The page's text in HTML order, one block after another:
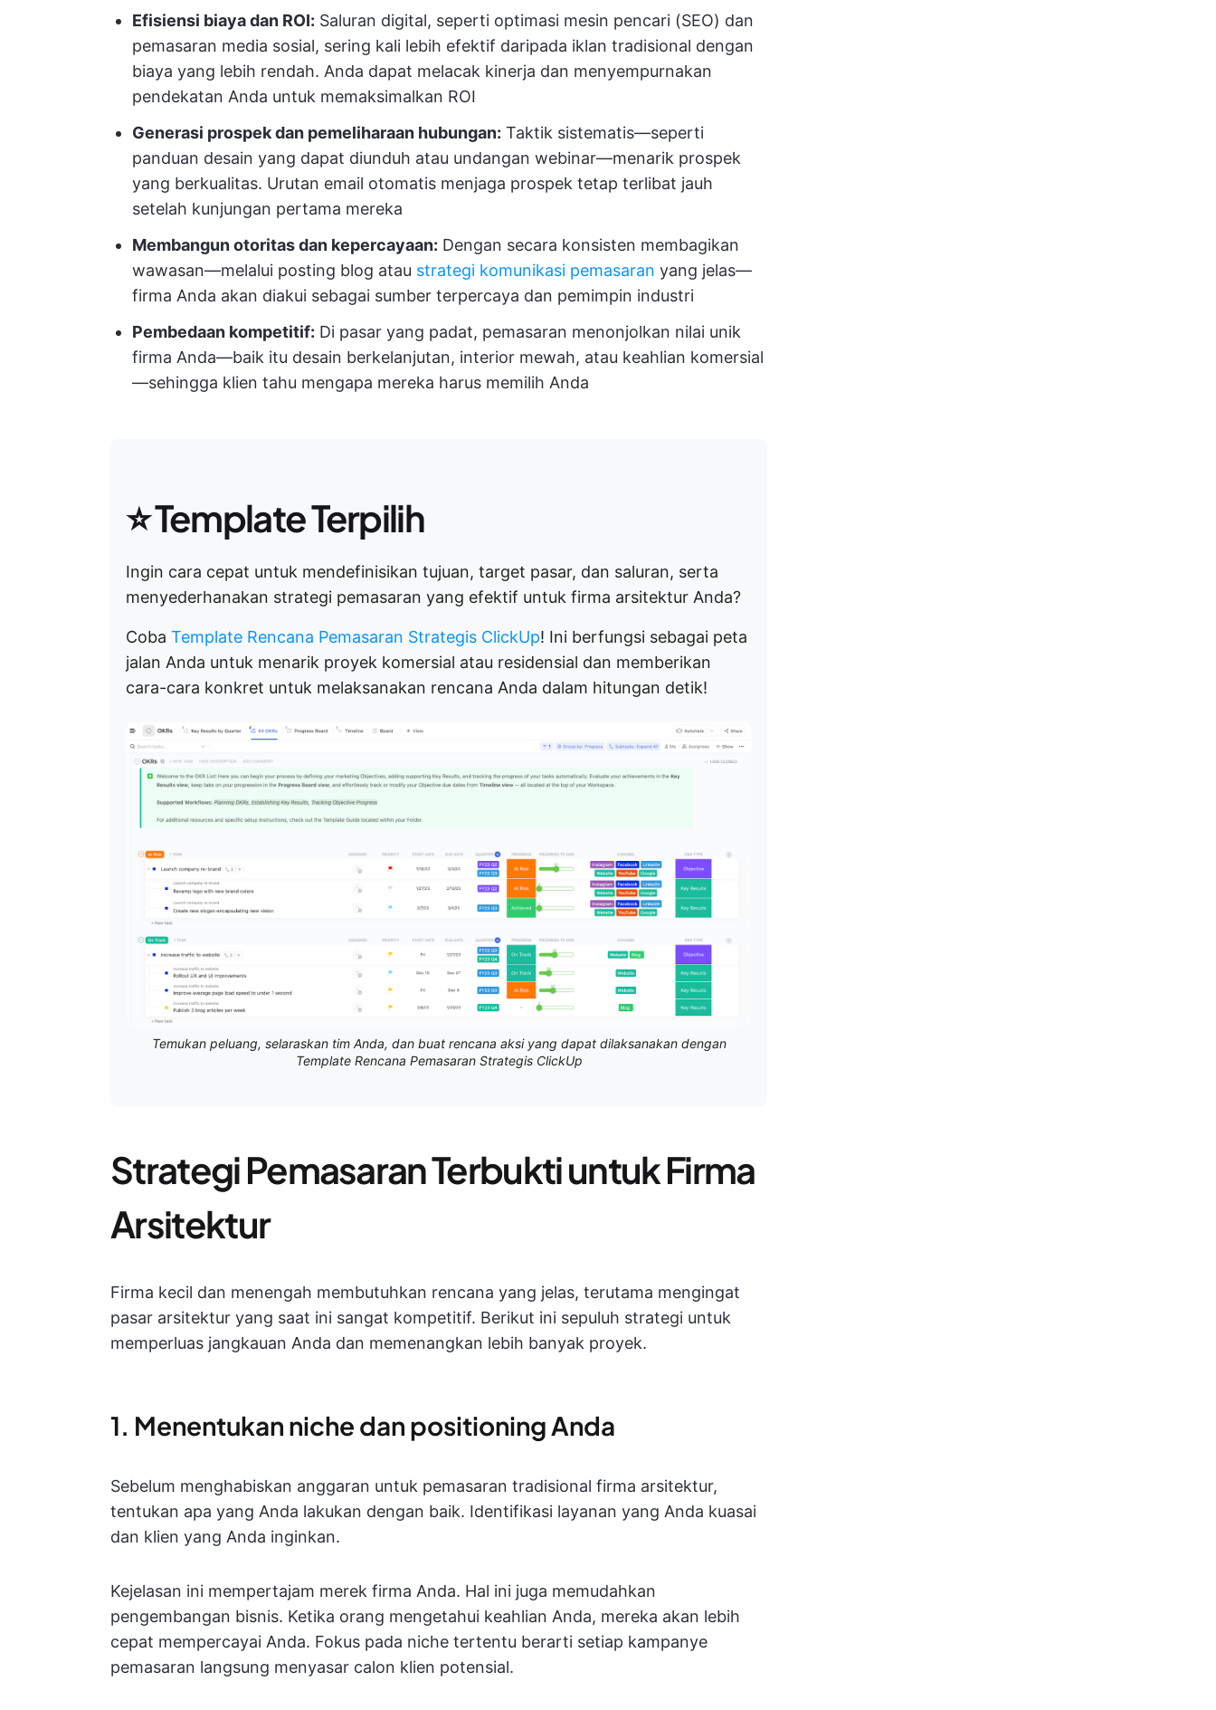
Efisiensi biaya dan ROI: Saluran digital, seperti optimasi mesin pencari (SEO) dan
pemasaran media sosial, sering kali lebih efektif daripada iklan tradisional dengan
biaya yang lebih rendah. Anda dapat melacak kinerja dan menyempurnakan
pendekatan Anda untuk memaksimalkan ROI
Generasi prospek dan pemeliharaan hubungan: Taktik sistematis—seperti
panduan desain yang dapat diunduh atau undangan webinar—menarik prospek
yang berkualitas. Urutan email otomatis menjaga prospek tetap terlibat jauh
setelah kunjungan pertama mereka
Membangun otoritas dan kepercayaan: Dengan secara konsisten membagikan
wawasan—melalui posting blog atau strategi komunikasi pemasaran yang jelas—
firma Anda akan diakui sebagai sumber terpercaya dan pemimpin industri
Pembedaan kompetitif: Di pasar yang padat, pemasaran menonjolkan nilai unik
firma Anda—baik itu desain berkelanjutan, interior mewah, atau keahlian komersial
—sehingga klien tahu mengapa mereka harus memilih Anda
⭐ Template Terpilih
Ingin cara cepat untuk mendefinisikan tujuan, target pasar, dan saluran, serta
menyederhanakan strategi pemasaran yang efektif untuk firma arsitektur Anda?
Coba Template Rencana Pemasaran Strategis ClickUp! Ini berfungsi sebagai peta
jalan Anda untuk menarik proyek komersial atau residensial dan memberikan
cara-cara konkret untuk melaksanakan rencana Anda dalam hitungan detik!
Temukan peluang, selaraskan tim Anda, dan buat rencana aksi yang dapat dilaksanakan dengan
Template Rencana Pemasaran Strategis ClickUp
Strategi Pemasaran Terbukti untuk Firma
Arsitektur
Firma kecil dan menengah membutuhkan rencana yang jelas, terutama mengingat
pasar arsitektur yang saat ini sangat kompetitif. Berikut ini sepuluh strategi untuk
memperluas jangkauan Anda dan memenangkan lebih banyak proyek.
1. Menentukan niche dan positioning Anda
Sebelum menghabiskan anggaran untuk pemasaran tradisional firma arsitektur,
tentukan apa yang Anda lakukan dengan baik. Identifikasi layanan yang Anda kuasai
dan klien yang Anda inginkan.
Kejelasan ini mempertajam merek firma Anda. Hal ini juga memudahkan
pengembangan bisnis. Ketika orang mengetahui keahlian Anda, mereka akan lebih
cepat mempercayai Anda. Fokus pada niche tertentu berarti setiap kampanye
pemasaran langsung menyasar calon klien potensial.